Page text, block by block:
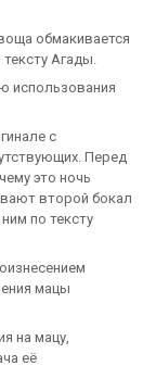
обмакивается
Агады.
использования
с
Перед
это ночь
второй бокал
по тексту
мацы
на мацу,
её